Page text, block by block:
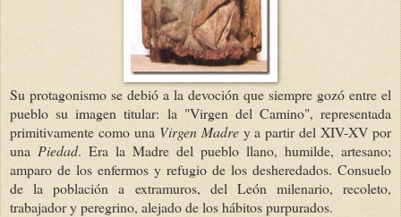
Su protagonismo se debió a la devoción que siempre gozó entre el
pueblo su imagen titular: la "Virgen del Camino", representada
primitivamente como una Virgen Madrey a partir del XIV-XV por
una Piedad. Era la Madre del pueblo llano, humilde, artesano;
amparo de los enfermos y refugio de los desheredados. Consuelo
de la población a extramuros, del León milenario, recoleto,
trabajador y peregrino, alejado de los hábitos purpurados.